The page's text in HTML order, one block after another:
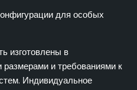
для особых
изготовлены в
размерами и требованиями к
Индивидуальное